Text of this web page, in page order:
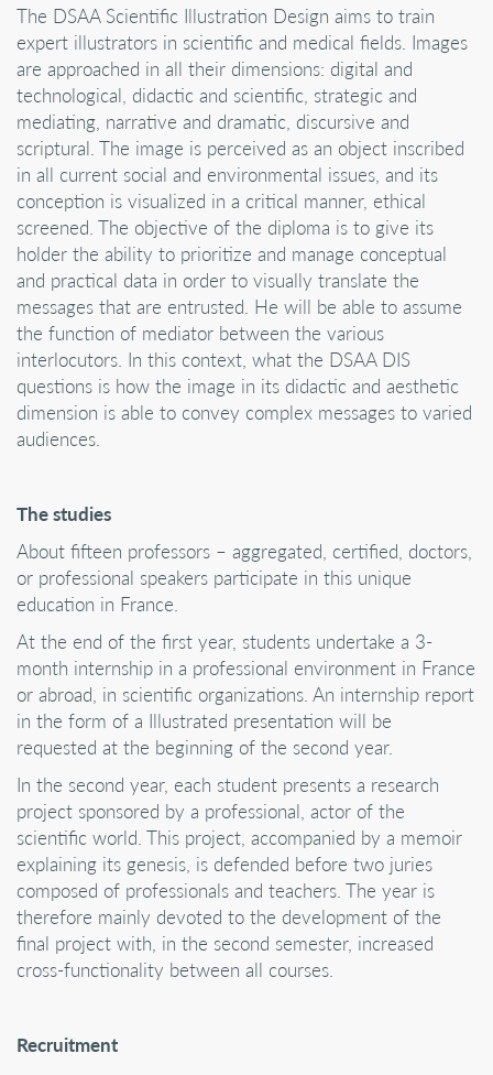
The DSAA Scientific Illustration Design aims to train
expert illustrators in scientific and medical fields. Images
are approached in all their dimensions: digital and
technological, didactic and scientific, strategic and
mediating, narrative and dramatic, discursive and
scriptural. The image is perceived as an object inscribed
in all current social and environmental issues, and its
conception is visualized in a critical manner, ethical
screened. The objective of the diploma is to give its
holder the ability to prioritize and manage conceptual
and practical data in order to visually translate the
messages that are entrusted. He will be able to assume
the function of mediator between the various
interlocutors. In this context, what the DSAA DIS
questions is how the image in its didactic and aesthetic
dimension is able to convey complex messages to varied
audiences.
The studies
About fifteen professors – aggregated, certified, doctors,
or professional speakers participate in this unique
education in France.
At the end of the first year, students undertake a 3-
month internship in a professional environment in France
or abroad, in scientific organizations. An internship report
in the form of a Illustrated presentation will be
requested at the beginning of the second year.
In the second year, each student presents a research
project sponsored by a professional, actor of the
scientific world. This project, accompanied by a memoir
explaining its genesis, is defended before two juries
composed of professionals and teachers. The year is
therefore mainly devoted to the development of the
final project with, in the second semester, increased
cross-functionality between all courses.
Recruitment